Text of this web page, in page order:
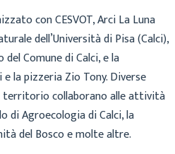
con CESVOT, Arci La Luna
dell’Università di Pisa (Calci),
Comune di Calci, e la
la pizzeria Zio Tony. Diverse
territorio collaborano alle attività
di Agroecologia di Calci, la
del Bosco e molte altre.